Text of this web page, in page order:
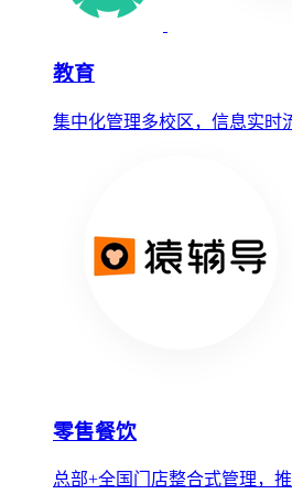
教育
集中化管理多校区，信息实时
零售餐饮
总部+全国门店整合式管理，